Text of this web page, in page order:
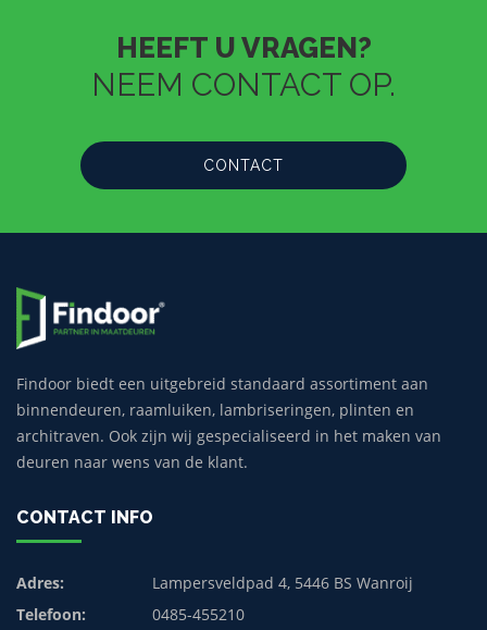
HEEFT U VRAGEN?
NEEM CONTACT OP.
CONTACT
Findoor biedt een uitgebreid standaard assortiment aan
binnendeuren, raamluiken, lambriseringen, plinten en
architraven. Ook zijn wij gespecialiseerd in het maken van
deuren naar wens van de klant.
CONTACT INFO
Adres:
Lampersveldpad 4, 5446 BS Wanroij
Telefoon:
0485-455210